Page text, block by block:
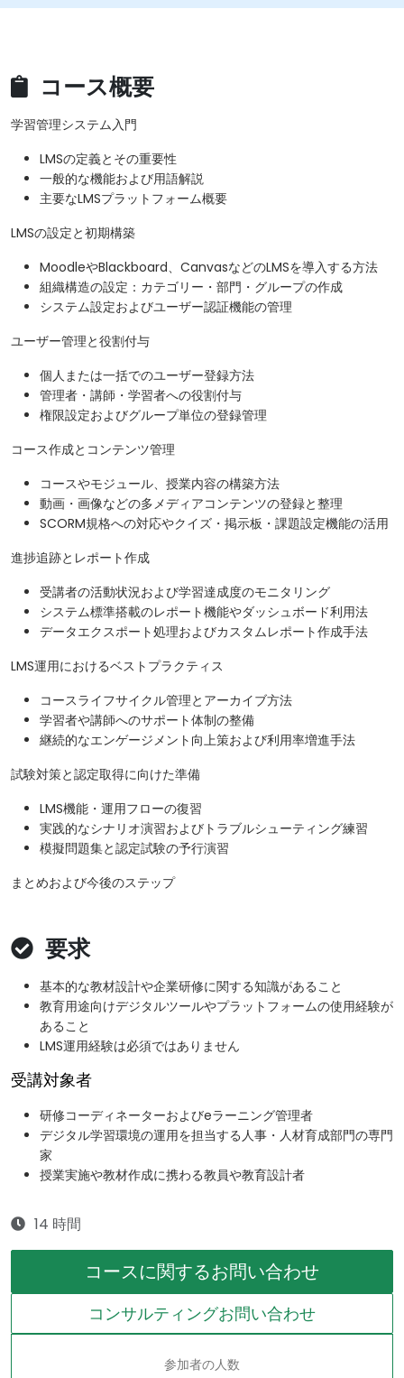
コース概要
学習管理システム入門
LMSの定義とその重要性
一般的な機能および用語解説
主要なLMSプラットフォーム概要
LMSの設定と初期構築
MoodleやBlackboard、CanvasなどのLMSを導入する方法
組織構造の設定：カテゴリー・部門・グループの作成
システム設定およびユーザー認証機能の管理
ユーザー管理と役割付与
個人または一括でのユーザー登録方法
管理者・講師・学習者への役割付与
権限設定およびグループ単位の登録管理
コース作成とコンテンツ管理
コースやモジュール、授業内容の構築方法
動画・画像などの多メディアコンテンツの登録と整理
SCORM規格への対応やクイズ・掲示板・課題設定機能の活用
進捗追跡とレポート作成
受講者の活動状況および学習達成度のモニタリング
システム標準搭載のレポート機能やダッシュボード利用法
データエクスポート処理およびカスタムレポート作成手法
LMS運用におけるベストプラクティス
コースライフサイクル管理とアーカイブ方法
学習者や講師へのサポート体制の整備
継続的なエンゲージメント向上策および利用率増進手法
試験対策と認定取得に向けた準備
LMS機能・運用フローの復習
実践的なシナリオ演習およびトラブルシューティング練習
模擬問題集と認定試験の予行演習
まとめおよび今後のステップ
要求
基本的な教材設計や企業研修に関する知識があること
教育用途向けデジタルツールやプラットフォームの使用経験が
あること
LMS運用経験は必須ではありません
受講対象者
研修コーディネーターおよびeラーニング管理者
デジタル学習環境の運用を担当する人事・人材育成部門の専門
家
授業実施や教材作成に携わる教員や教育設計者
14 時間
コースに関するお問い合わせ
コンサルティングお問い合わせ
参加者の人数